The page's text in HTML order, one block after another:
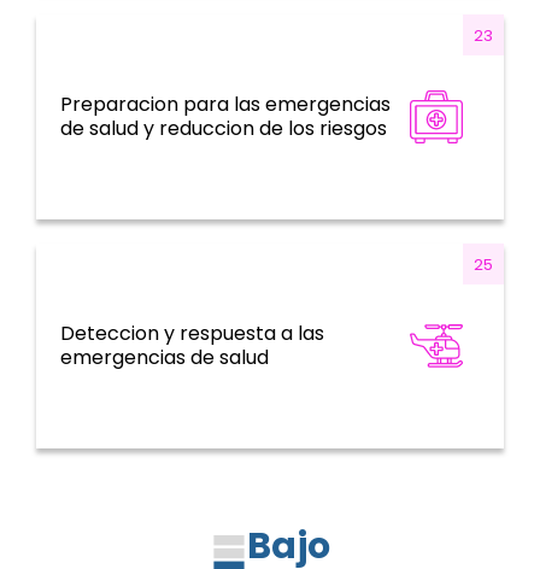
Preparacion para las emergencias
de salud y reduccion de los riesgos
23
Emergencias de salud
Deteccion y respuesta a las
emergencias de salud
25
Emergencias de salud
Bajo